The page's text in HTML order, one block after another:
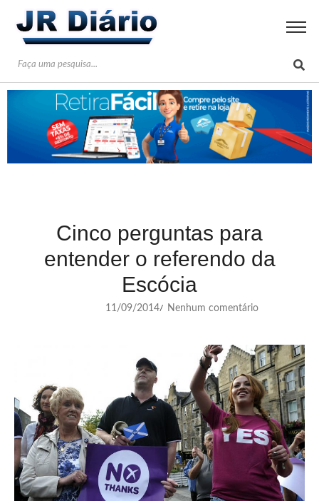
Cinco perguntas para
entender o referendo da
Escócia
11/09/2014/ Nenhum comentário